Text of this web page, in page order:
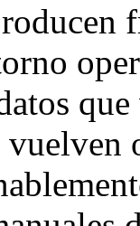
vuelven